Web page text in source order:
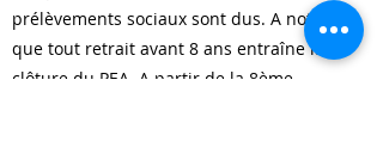
prélèvements sociaux sont dus. A noter
que tout retrait avant 8 ans entraîne la
clôture du PEA. A partir de la 8ème